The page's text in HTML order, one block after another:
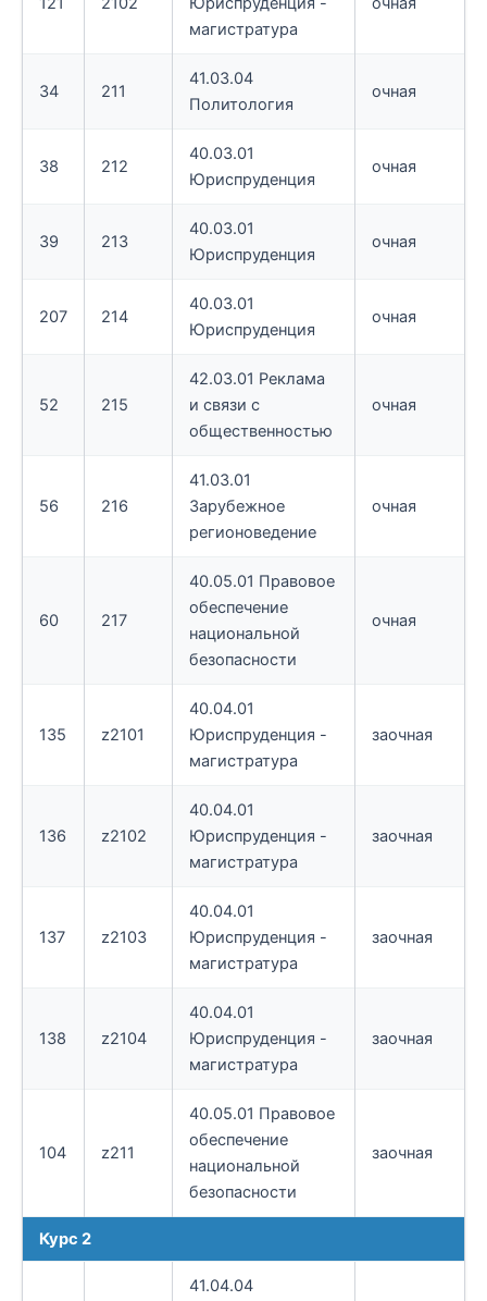
магистратура
34 211
41.03.04
Политология
очная
38 212
40.03.01
Юриспруденция
очная
39 213
40.03.01
Юриспруденция
очная
207 214
40.03.01
Юриспруденция
очная
52 215
42.03.01 Реклама
и связи с
общественностью
очная
56 216
41.03.01
Зарубежное
регионоведение
очная
60 217
40.05.01 Правовое
обеспечение
национальной
безопасности
очная
135 z2101
40.04.01
Юриспруденция -
магистратура
заочная
136 z2102
40.04.01
Юриспруденция -
магистратура
заочная
137 z2103
40.04.01
Юриспруденция -
магистратура
заочная
138 z2104
40.04.01
Юриспруденция -
магистратура
заочная
104 z211
40.05.01 Правовое
обеспечение
национальной
безопасности
заочная
Курс 2
41.04.04